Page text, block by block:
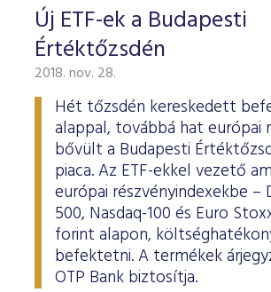
Új ETF-ek a Budapesti
Értéktőzsdén
2018. nov. 28.
Hét tőzsdén kereskedett
alappal, továbbá hat európai
bővült a Budapesti
piaca. Az ETF-ekkel vezető
európai részvényindexekbe –
500, Nasdaq-100 és Euro
forint alapon,
befektetni. A termékek
OTP Bank biztosítja.